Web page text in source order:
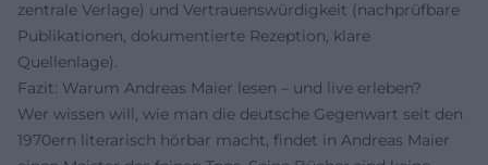
zentrale Verlage) und Vertrauenswürdigkeit (nachprüfbare
Publikationen, dokumentierte Rezeption, klare
Quellenlage).
Fazit: Warum Andreas Maier lesen – und live erleben?
Wer wissen will, wie man die deutsche Gegenwart seit den
1970ern literarisch hörbar macht, findet in Andreas Maier